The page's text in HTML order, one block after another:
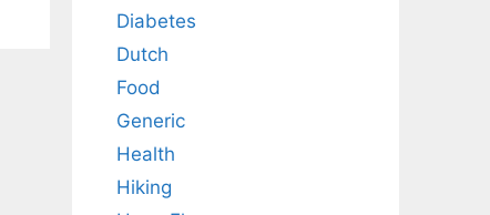
Diabetes
Dutch
Food
Generic
Health
Hiking